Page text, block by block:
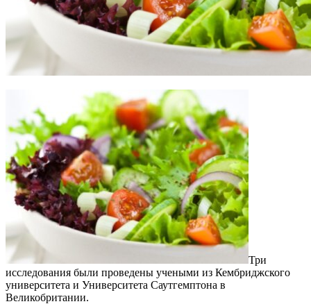
Три
исследования были проведены учеными из Кембриджского
университета и Университета Саутгемптона в
Великобритании.